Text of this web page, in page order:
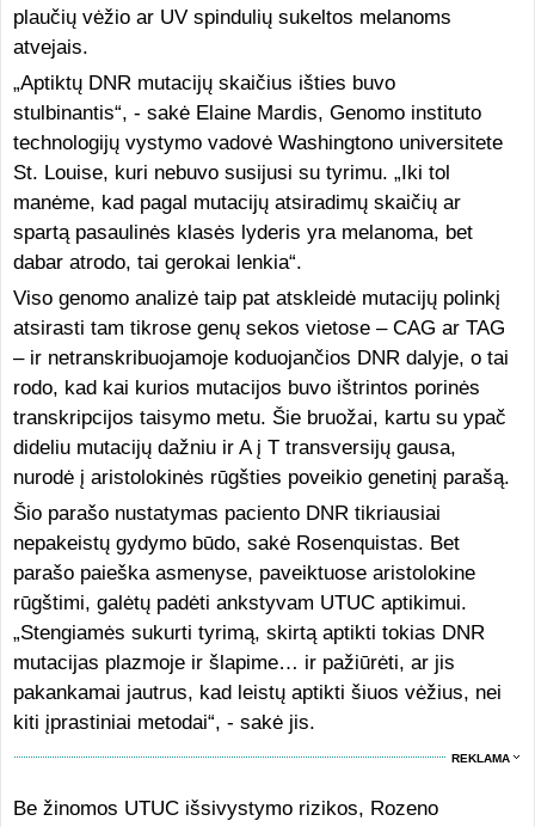
plaučių vėžio ar UV spindulių sukeltos melanoms
atvejais.
„Aptiktų DNR mutacijų skaičius išties buvo
stulbinantis“, - sakė Elaine Mardis, Genomo instituto
technologijų vystymo vadovė Washingtono universitete
St. Louise, kuri nebuvo susijusi su tyrimu. „Iki tol
manėme, kad pagal mutacijų atsiradimų skaičių ar
spartą pasaulinės klasės lyderis yra melanoma, bet
dabar atrodo, tai gerokai lenkia“.
Viso genomo analizė taip pat atskleidė mutacijų polinkį
atsirasti tam tikrose genų sekos vietose – CAG ar TAG
– ir netranskribuojamoje koduojančios DNR dalyje, o tai
rodo, kad kai kurios mutacijos buvo ištrintos porinės
transkripcijos taisymo metu. Šie bruožai, kartu su ypač
dideliu mutacijų dažniu ir A į T transversijų gausa,
nurodė į aristolokinės rūgšties poveikio genetinį parašą.
Šio parašo nustatymas paciento DNR tikriausiai
nepakeistų gydymo būdo, sakė Rosenquistas. Bet
parašo paieška asmenyse, paveiktuose aristolokine
rūgštimi, galėtų padėti ankstyvam UTUC aptikimui.
„Stengiamės sukurti tyrimą, skirtą aptikti tokias DNR
mutacijas plazmoje ir šlapime… ir pažiūrėti, ar jis
pakankamai jautrus, kad leistų aptikti šiuos vėžius, nei
kiti įprastiniai metodai“, - sakė jis.
REKLAMA
Be žinomos UTUC išsivystymo rizikos, Rozeno